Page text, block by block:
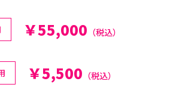
￥55,000 （税込）
￥5,500 （税込）